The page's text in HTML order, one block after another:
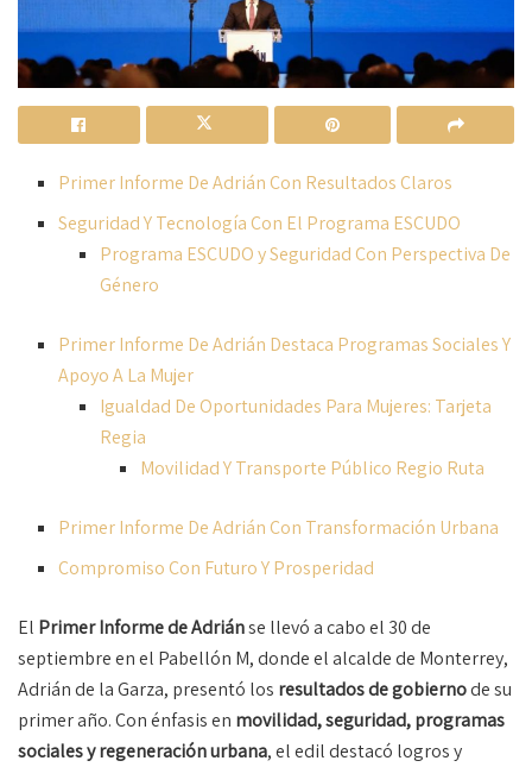
Primer Informe De Adrián Con Resultados Claros
Seguridad Y Tecnología Con El Programa ESCUDO
Programa ESCUDO y Seguridad Con Perspectiva De
Género
Primer Informe De Adrián Destaca Programas Sociales Y
Apoyo A La Mujer
Igualdad De Oportunidades Para Mujeres: Tarjeta
Regia
Movilidad Y Transporte Público Regio Ruta
Primer Informe De Adrián Con Transformación Urbana
Compromiso Con Futuro Y Prosperidad
El Primer Informe de Adriánse llevó a cabo el 30 de
septiembre en el Pabellón M, donde el alcalde de Monterrey,
Adrián de la Garza, presentó los resultados de gobiernode su
primer año. Con énfasis en movilidad, seguridad, programas
sociales y regeneración urbana, el edil destacó logros y